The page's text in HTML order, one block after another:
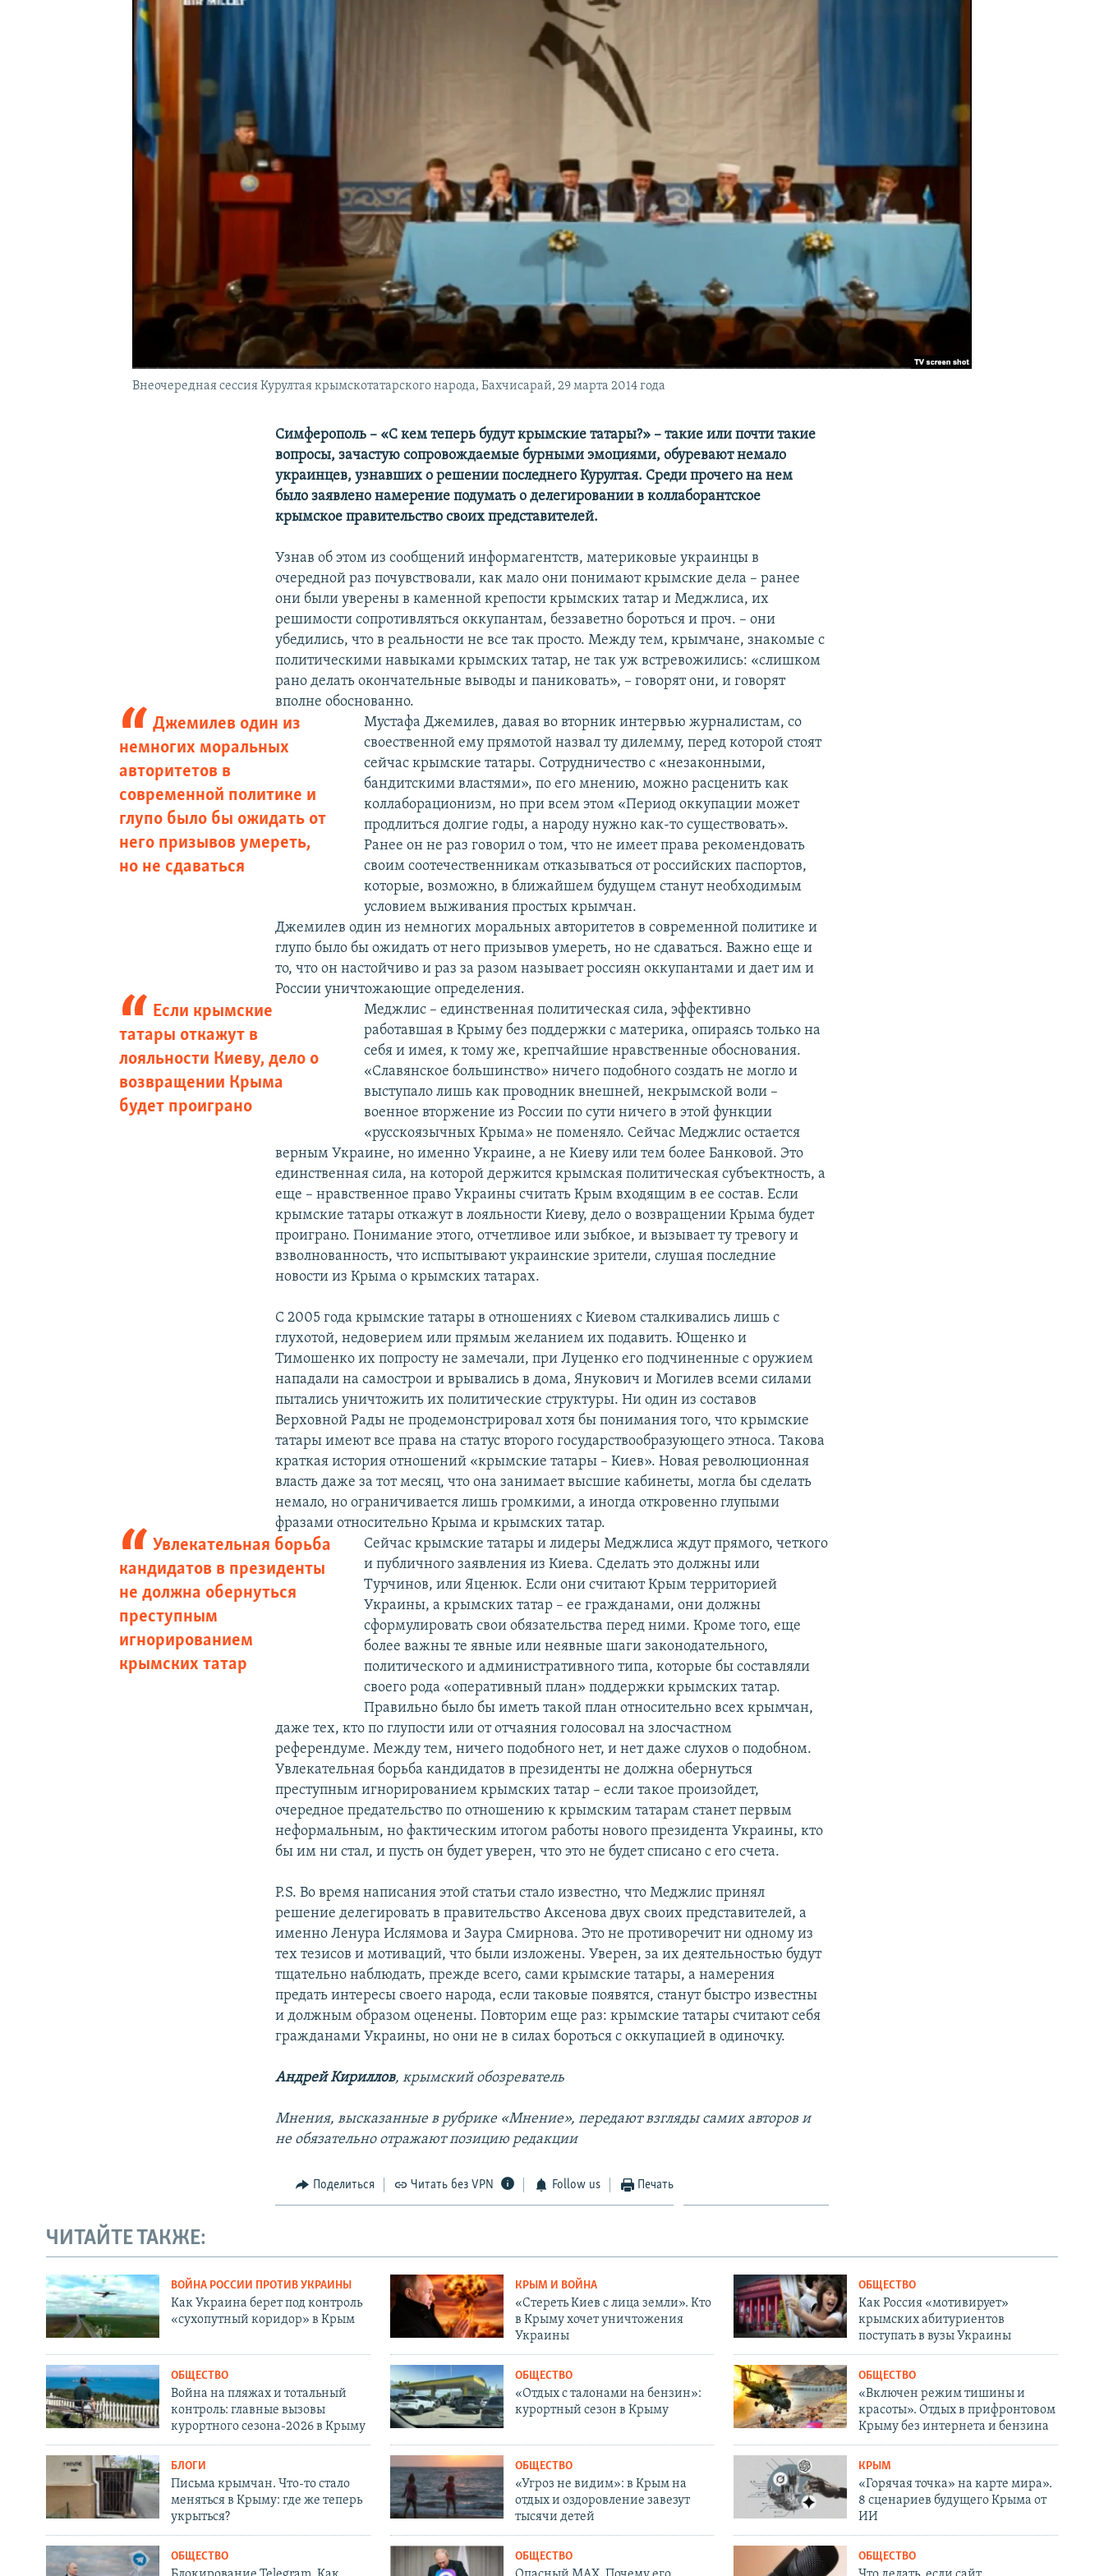
КРЫМ.НЕПОКОРЕННЫЙ
УКРАИНСКАЯ ПРОБЛЕМА КРЫМА
Внеочередная сессия Курултая крымскотатарского народа, Бахчисарай, 29 марта 2014 года
Симферополь – «С кем теперь будут крымские татары?» – такие или почти такие
вопросы, зачастую сопровождаемые бурными эмоциями, обуревают немало
украинцев, узнавших о решении последнего Курултая. Среди прочего на нем
было заявлено намерение подумать о делегировании в коллаборантское
крымское правительство своих представителей.
Узнав об этом из сообщений информагентств, материковые украинцы в
очередной раз почувствовали, как мало они понимают крымские дела – ранее
они были уверены в каменной крепости крымских татар и Меджлиса, их
решимости сопротивляться оккупантам, беззаветно бороться и проч. – они
убедились, что в реальности не все так просто. Между тем, крымчане, знакомые с
политическими навыками крымских татар, не так уж встревожились: «слишком
рано делать окончательные выводы и паниковать», – говорят они, и говорят
вполне обоснованно.
Джемилев один из
немногих моральных
авторитетов в
современной политике и
глупо было бы ожидать от
него призывов умереть,
но не сдаваться
Мустафа Джемилев, давая во вторник интервью журналистам, со
своественной ему прямотой назвал ту дилемму, перед которой стоят
сейчас крымские татары. Сотрудничество с «незаконными,
бандитскими властями», по его мнению, можно расценить как
коллаборационизм, но при всем этом «Период оккупации может
продлиться долгие годы, а народу нужно как-то существовать».
Ранее он не раз говорил о том, что не имеет права рекомендовать
своим соотечественникам отказываться от российских паспортов,
которые, возможно, в ближайшем будущем станут необходимым
условием выживания простых крымчан.
Джемилев один из немногих моральных авторитетов в современной политике и
глупо было бы ожидать от него призывов умереть, но не сдаваться. Важно еще и
то, что он настойчиво и раз за разом называет россиян оккупантами и дает им и
России уничтожающие определения.
Если крымские
татары откажут в
лояльности Киеву, дело о
возвращении Крыма
будет проиграно
Меджлис – единственная политическая сила, эффективно
работавшая в Крыму без поддержки с материка, опираясь только на
себя и имея, к тому же, крепчайшие нравственные обоснования.
«Славянское большинство» ничего подобного создать не могло и
выступало лишь как проводник внешней, некрымской воли –
военное вторжение из России по сути ничего в этой функции
«русскоязычных Крыма» не поменяло. Сейчас Меджлис остается
верным Украине, но именно Украине, а не Киеву или тем более Банковой. Это
единственная сила, на которой держится крымская политическая субъектность, а
еще – нравственное право Украины считать Крым входящим в ее состав. Если
крымские татары откажут в лояльности Киеву, дело о возвращении Крыма будет
проиграно. Понимание этого, отчетливое или зыбкое, и вызывает ту тревогу и
взволнованность, что испытывают украинские зрители, слушая последние
новости из Крыма о крымских татарах.
С 2005 года крымские татары в отношениях с Киевом сталкивались лишь с
глухотой, недоверием или прямым желанием их подавить. Ющенко и
Тимошенко их попросту не замечали, при Луценко его подчиненные с оружием
нападали на самострои и врывались в дома, Янукович и Могилев всеми силами
пытались уничтожить их политические структуры. Ни один из составов
Верховной Рады не продемонстрировал хотя бы понимания того, что крымские
татары имеют все права на статус второго государствообразующего этноса. Такова
краткая история отношений «крымские татары – Киев». Новая революционная
власть даже за тот месяц, что она занимает высшие кабинеты, могла бы сделать
немало, но ограничивается лишь громкими, а иногда откровенно глупыми
фразами относительно Крыма и крымских татар.
Увлекательная борьба
кандидатов в президенты
не должна обернуться
преступным
игнорированием
крымских татар
Сейчас крымские татары и лидеры Меджлиса ждут прямого, четкого
и публичного заявления из Киева. Сделать это должны или
Турчинов, или Яценюк. Если они считают Крым территорией
Украины, а крымских татар – ее гражданами, они должны
сформулировать свои обязательства перед ними. Кроме того, еще
более важны те явные или неявные шаги законодательного,
политического и административного типа, которые бы составляли
своего рода «оперативный план» поддержки крымских татар.
Правильно было бы иметь такой план относительно всех крымчан,
даже тех, кто по глупости или от отчаяния голосовал на злосчастном
референдуме. Между тем, ничего подобного нет, и нет даже слухов о подобном.
Увлекательная борьба кандидатов в президенты не должна обернуться
преступным игнорированием крымских татар – если такое произойдет,
очередное предательство по отношению к крымским татарам станет первым
неформальным, но фактическим итогом работы нового президента Украины, кто
бы им ни стал, и пусть он будет уверен, что это не будет списано с его счета.
P.S. Во время написания этой статьи стало известно, что Меджлис принял
решение делегировать в правительство Аксенова двух своих представителей, а
именно Ленура Ислямова и Заура Смирнова. Это не противоречит ни одному из
тех тезисов и мотиваций, что были изложены. Уверен, за их деятельностью будут
тщательно наблюдать, прежде всего, сами крымские татары, а намерения
предать интересы своего народа, если таковые появятся, станут быстро известны
и должным образом оценены. Повторим еще раз: крымские татары считают себя
гражданами Украины, но они не в силах бороться с оккупацией в одиночку.
Андрей Кириллов, крымский обозреватель
Мнения, высказанные в рубрике «Мнение», передают взгляды самих авторов и
не обязательно отражают позицию редакции
Поделиться Читать без VPN Follow us Печать
ЧИТАЙТЕ ТАКЖЕ:
ВОЙНА РОССИИ ПРОТИВ УКРАИНЫ
Как Украина берет под контроль
«сухопутный коридор» в Крым
КРЫМ И ВОЙНА
«Стереть Киев с лица земли». Кто
в Крыму хочет уничтожения
Украины
ОБЩЕСТВО
Как Россия «мотивирует»
крымских абитуриентов
поступать в вузы Украины
ОБЩЕСТВО
Война на пляжах и тотальный
контроль: главные вызовы
курортного сезона-2026 в Крыму
ОБЩЕСТВО
«Отдых с талонами на бензин»:
курортный сезон в Крыму
ОБЩЕСТВО
«Включен режим тишины и
красоты». Отдых в прифронтовом
Крыму без интернета и бензина
БЛОГИ
Письма крымчан. Что-то стало
меняться в Крыму: где же теперь
укрыться?
ОБЩЕСТВО
«Угроз не видим»: в Крым на
отдых и оздоровление завезут
тысячи детей
КРЫМ
«Горячая точка» на карте мира».
8 сценариев будущего Крыма от
ИИ
ОБЩЕСТВО ОБЩЕСТВО ОБЩЕСТВО